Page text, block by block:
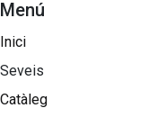
Menú
Inici
Seveis
Catàleg